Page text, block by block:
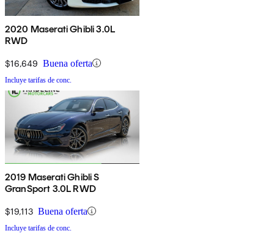
2020 Maserati Ghibli 3.0L
RWD
$16,649 Buena oferta
Incluye tarifas de conc.
2019 Maserati Ghibli S
GranSport 3.0L RWD
$19,113 Buena oferta
Incluye tarifas de conc.